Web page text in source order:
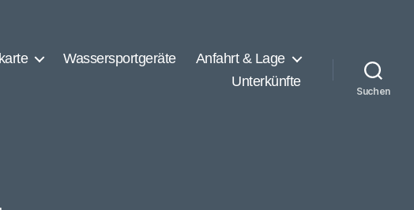
Wassersportgeräte
Anfahrt & Lage
Unterkünfte
Suchen